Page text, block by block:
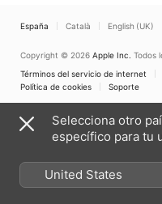
España Català English (UK)
Copyright © 2026 Apple Inc. Todos
Términos del servicio de internet
Política de cookies
Soporte
Selecciona otro
específico para tu
United States